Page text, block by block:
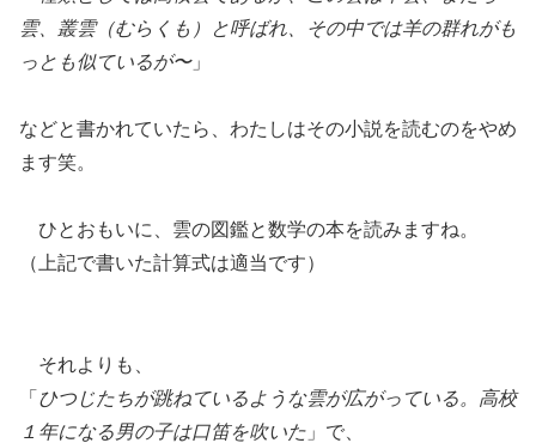
雲、叢雲（むらくも）と呼ばれ、その中では羊の群れがも
っとも似ているが〜」
などと書かれていたら、わたしはその小説を読むのをやめ
ます笑。
ひとおもいに、雲の図鑑と数学の本を読みますね。
（上記で書いた計算式は適当です）
それよりも、
「 ひつじたちが跳ねているような雲が広がっている。高校
１年になる男の子は口笛を吹いた 」で、